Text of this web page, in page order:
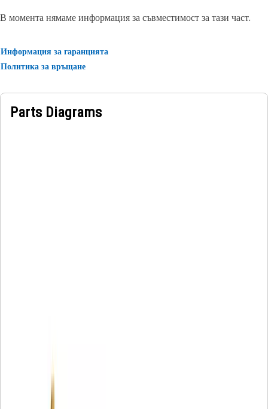
В момента нямаме информация за съвместимост за тази част.
Информация за гаранцията
Политика за връщане
Parts Diagrams